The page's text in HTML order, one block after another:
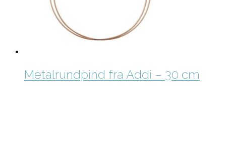
Metalrundpind fra Addi – 30 cm